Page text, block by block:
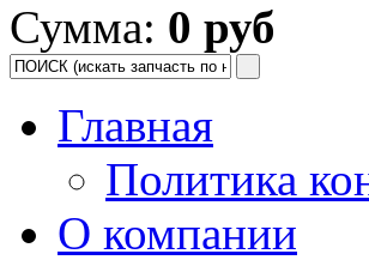
Сумма: 0 руб
Главная
Политика
О компании